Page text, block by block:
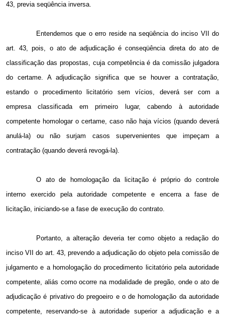
43, previa seqüência inversa.
Entendemos que o erro reside na seqüência do inciso VII do
art. 43, pois, o ato de adjudicação é conseqüência direta do ato de
classificação das propostas, cuja competência é da comissão julgadora
do certame. A adjudicação significa que se houver a contratação,
estando o procedimento licitatório sem vícios, deverá ser com a
empresa classificada em primeiro lugar, cabendo à autoridade
competente homologar o certame, caso não haja vícios (quando deverá
anulá-la) ou não surjam casos supervenientes que impeçam a
contratação (quando deverá revogá-la).
O ato de homologação da licitação é próprio do controle
interno exercido pela autoridade competente e encerra a fase de
licitação, iniciando-se a fase de execução do contrato.
Portanto, a alteração deveria ter como objeto a redação do
inciso VII do art. 43, prevendo a adjudicação do objeto pela comissão de
julgamento e a homologação do procedimento licitatório pela autoridade
competente, aliás como ocorre na modalidade de pregão, onde o ato de
adjudicação é privativo do pregoeiro e o de homologação da autoridade
competente, reservando-se à autoridade superior a adjudicação e a